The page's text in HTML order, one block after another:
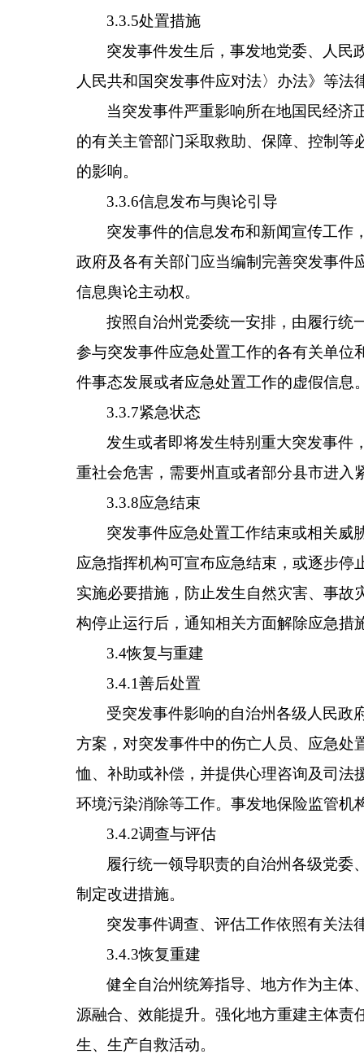
3.3.5处置措施
突发事件发生后，事发地党委、人民
人民共和国突发事件应对法〉办法》等
当突发事件严重影响所在地国民经济
的有关主管部门采取救助、保障、控制
的影响。
3.3.6信息发布与舆论引导
突发事件的信息发布和新闻宣传工作
政府及各有关部门应当编制完善突发事件
信息舆论主动权。
按照自治州党委统一安排，由履行统
参与突发事件应急处置工作的各有关单位
件事态发展或者应急处置工作的虚假信息
3.3.7紧急状态
发生或者即将发生特别重大突发事件
重社会危害，需要州直或者部分县市进入
3.3.8应急结束
突发事件应急处置工作结束或相关威
应急指挥机构可宣布应急结束，或逐步
实施必要措施，防止发生自然灾害、事
构停止运行后，通知相关方面解除应急措
3.4恢复与重建
3.4.1善后处置
受突发事件影响的自治州各级人民政
方案，对突发事件中的伤亡人员、应急处
恤、补助或补偿，并提供心理咨询及司法
环境污染消除等工作。事发地保险监管机
3.4.2调查与评估
履行统一领导职责的自治州各级党委
制定改进措施。
突发事件调查、评估工作依照有关法
3.4.3恢复重建
健全自治州统筹指导、地方作为主体
源融合、效能提升。强化地方重建主体责
生、生产自救活动。